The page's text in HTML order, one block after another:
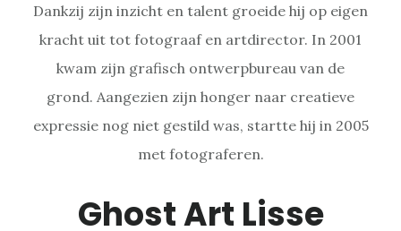
Dankzij zijn inzicht en talent groeide hij op eigen
kracht uit tot fotograaf en artdirector. In 2001
kwam zijn grafisch ontwerpbureau van de
grond. Aangezien zijn honger naar creatieve
expressie nog niet gestild was, startte hij in 2005
met fotograferen.
Ghost Art Lisse